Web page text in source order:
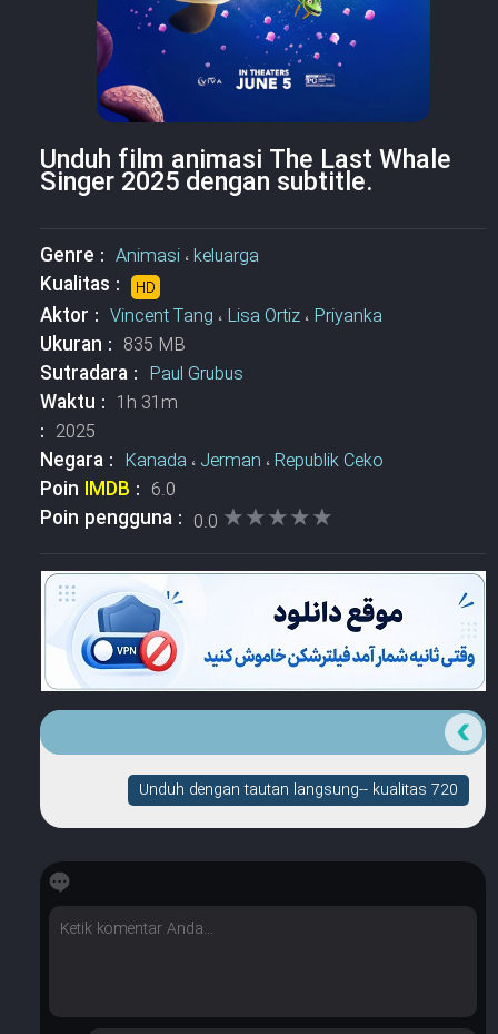
Unduh film animasi The Last Whale
Singer 2025 dengan subtitle.
Genre : Animasi،keluarga
Kualitas : HD
Aktor : Vincent Tang ، Lisa Ortiz، Priyanka
Ukuran : 835 MB
Sutradara : Paul Grubus
Waktu : 1h 31m
: 2025
Negara : Kanada ، Jerman ،Republik Ceko
Poin IMDB : 6.0
Poin pengguna : 0.0 ★★★★★
★★★★★
Unduh dengan tautan langsung-- kualitas 720
Berapa banyak bintang yang dimilikinya?